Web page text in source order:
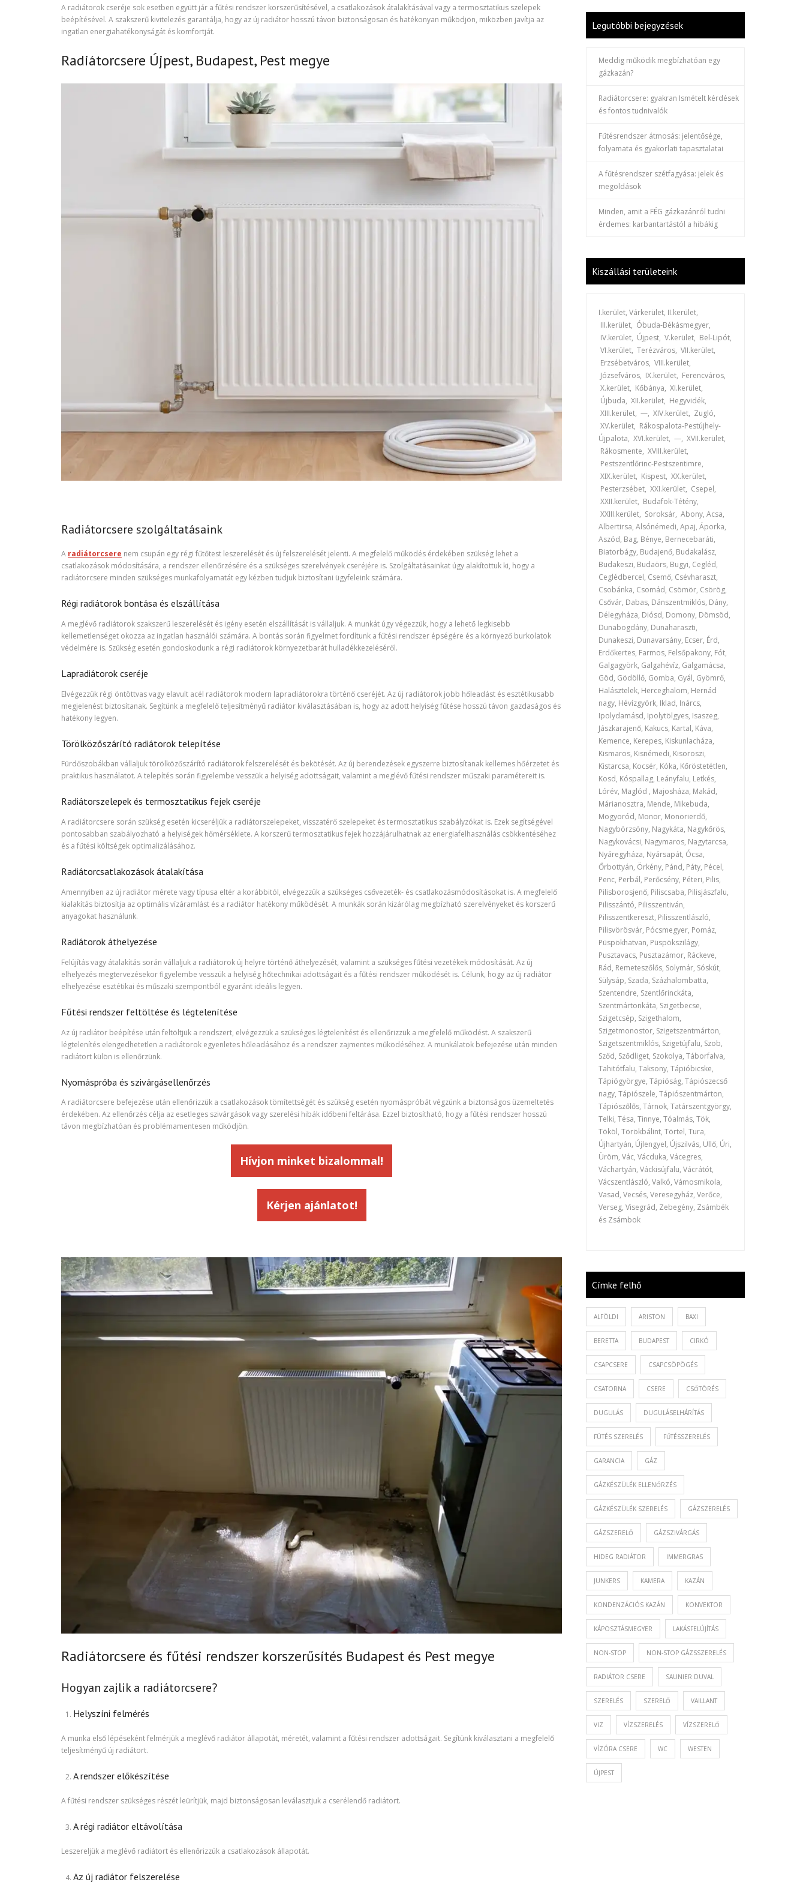
A radiátorok cseréje sok esetben együtt jár a fűtési rendszer korszerűsítésével, a csatlakozások átalakításával vagy a termosztatikus szelepek
beépítésével. A szakszerű kivitelezés garantálja, hogy az új radiátor hosszú távon biztonságosan és hatékonyan működjön, miközben javítja az
ingatlan energiahatékonyságát és komfortját.
Radiátorcsere Újpest, Budapest, Pest megye
Radiátorcsere szolgáltatásaink
A radiátorcsere nem csupán egy régi fűtőtest leszerelését és új felszerelését jelenti. A megfelelő működés érdekében szükség lehet a
csatlakozások módosítására, a rendszer ellenőrzésére és a szükséges szerelvények cseréjére is. Szolgáltatásainkat úgy alakítottuk ki, hogy a
radiátorcsere minden szükséges munkafolyamatát egy kézben tudjuk biztosítani ügyfeleink számára.
Régi radiátorok bontása és elszállítása
A meglévő radiátorok szakszerű leszerelését és igény esetén elszállítását is vállaljuk. A munkát úgy végezzük, hogy a lehető legkisebb
kellemetlenséget okozza az ingatlan használói számára. A bontás során figyelmet fordítunk a fűtési rendszer épségére és a környező burkolatok
védelmére is. Szükség esetén gondoskodunk a régi radiátorok környezetbarát hulladékkezeléséről.
Lapradiátorok cseréje
Elvégezzük régi öntöttvas vagy elavult acél radiátorok modern lapradiátorokra történő cseréjét. Az új radiátorok jobb hőleadást és esztétikusabb
megjelenést biztosítanak. Segítünk a megfelelő teljesítményű radiátor kiválasztásában is, hogy az adott helyiség fűtése hosszú távon gazdaságos és
hatékony legyen.
Törölközőszárító radiátorok telepítése
Fürdőszobákban vállaljuk törölközőszárító radiátorok felszerelését és bekötését. Az új berendezések egyszerre biztosítanak kellemes hőérzetet és
praktikus használatot. A telepítés során figyelembe vesszük a helyiség adottságait, valamint a meglévő fűtési rendszer műszaki paramétereit is.
Radiátorszelepek és termosztatikus fejek cseréje
A radiátorcsere során szükség esetén kicseréljük a radiátorszelepeket, visszatérő szelepeket és termosztatikus szabályzókat is. Ezek segítségével
pontosabban szabályozható a helyiségek hőmérséklete. A korszerű termosztatikus fejek hozzájárulhatnak az energiafelhasználás csökkentéséhez
és a fűtési költségek optimalizálásához.
Radiátorcsatlakozások átalakítása
Amennyiben az új radiátor mérete vagy típusa eltér a korábbitól, elvégezzük a szükséges csővezeték- és csatlakozásmódosításokat is. A megfelelő
kialakítás biztosítja az optimális vízáramlást és a radiátor hatékony működését. A munkák során kizárólag megbízható szerelvényeket és korszerű
anyagokat használunk.
Radiátorok áthelyezése
Felújítás vagy átalakítás során vállaljuk a radiátorok új helyre történő áthelyezését, valamint a szükséges fűtési vezetékek módosítását. Az új
elhelyezés megtervezésekor figyelembe vesszük a helyiség hőtechnikai adottságait és a fűtési rendszer működését is. Célunk, hogy az új radiátor
elhelyezése esztétikai és műszaki szempontból egyaránt ideális legyen.
Fűtési rendszer feltöltése és légtelenítése
Az új radiátor beépítése után feltöltjük a rendszert, elvégezzük a szükséges légtelenítést és ellenőrizzük a megfelelő működést. A szakszerű
légtelenítés elengedhetetlen a radiátorok egyenletes hőleadásához és a rendszer zajmentes működéséhez. A munkálatok befejezése után minden
radiátort külön is ellenőrzünk.
Nyomáspróba és szivárgásellenőrzés
A radiátorcsere befejezése után ellenőrizzük a csatlakozások tömítettségét és szükség esetén nyomáspróbát végzünk a biztonságos üzemeltetés
érdekében. Az ellenőrzés célja az esetleges szivárgások vagy szerelési hibák időbeni feltárása. Ezzel biztosítható, hogy a fűtési rendszer hosszú
távon megbízhatóan és problémamentesen működjön.
Hívjon minket bizalommal!
Kérjen ajánlatot!
Radiátorcsere és fűtési rendszer korszerűsítés Budapest és Pest megye
Hogyan zajlik a radiátorcsere?
Helyszíni felmérés
A munka első lépéseként felmérjük a meglévő radiátor állapotát, méretét, valamint a fűtési rendszer adottságait. Segítünk kiválasztani a megfelelő
teljesítményű új radiátort.
A rendszer előkészítése
A fűtési rendszer szükséges részét leürítjük, majd biztonságosan leválasztjuk a cserélendő radiátort.
A régi radiátor eltávolítása
Leszereljük a meglévő radiátort és ellenőrizzük a csatlakozások állapotát.
Az új radiátor felszerelése
Legutóbbi bejegyzések
Meddig működik megbízhatóan egy
gázkazán?
Radiátorcsere: gyakran Ismételt kérdések
és fontos tudnivalók
Fűtésrendszer átmosás: jelentősége,
folyamata és gyakorlati tapasztalatai
A fűtésrendszer szétfagyása: jelek és
megoldások
Minden, amit a FÉG gázkazánról tudni
érdemes: karbantartástól a hibákig
Kiszállási területeink
I.kerület, Várkerület, II.kerület,
III.kerület, Óbuda-Békásmegyer,
IV.kerület, Újpest, V.kerület, Bel-Lipót,
VI.kerület, Terézváros, VII.kerület,
Erzsébetváros, VIII.kerület,
Józsefváros, IX.kerület, Ferencváros,
X.kerület, Kőbánya, XI.kerület,
Újbuda, XII.kerület, Hegyvidék,
XIII.kerület, —, XIV.kerület, Zugló,
XV.kerület, Rákospalota-Pestújhely-
Újpalota, XVI.kerület, —, XVII.kerület,
Rákosmente, XVIII.kerület,
Pestszentlőrinc-Pestszentimre,
XIX.kerület, Kispest, XX.kerület,
Pesterzsébet, XXI.kerület, Csepel,
XXII.kerület, Budafok-Tétény,
XXIII.kerület, Soroksár, Abony, Acsa,
Albertirsa, Alsónémedi, Apaj, Áporka,
Aszód, Bag, Bénye, Bernecebaráti,
Biatorbágy, Budajenő, Budakalász,
Budakeszi, Budaörs, Bugyi, Cegléd,
Ceglédbercel, Csemő, Csévharaszt,
Csobánka, Csomád, Csömör, Csörög,
Csővár, Dabas, Dánszentmiklós, Dány,
Délegyháza, Diósd, Domony, Dömsöd,
Dunabogdány, Dunaharaszti,
Dunakeszi, Dunavarsány, Ecser, Érd,
Erdőkertes, Farmos, Felsőpakony, Fót,
Galgagyörk, Galgahévíz, Galgamácsa,
Göd, Gödöllő, Gomba, Gyál, Gyömrő,
Halásztelek, Herceghalom, Hernád
nagy, Hévízgyörk, Iklad, Inárcs,
Ipolydamásd, Ipolytölgyes, Isaszeg,
Jászkarajenő, Kakucs, Kartal, Káva,
Kemence, Kerepes, Kiskunlacháza,
Kismaros, Kisnémedi, Kisoroszi,
Kistarcsa, Kocsér, Kóka, Kőröstetétlen,
Kosd, Kóspallag, Leányfalu, Letkés,
Lórév, Maglód , Majosháza, Makád,
Márianosztra, Mende, Mikebuda,
Mogyoród, Monor, Monorierdő,
Nagybörzsöny, Nagykáta, Nagykőrös,
Nagykovácsi, Nagymaros, Nagytarcsa,
Nyáregyháza, Nyársapát, Ócsa,
Őrbottyán, Örkény, Pánd, Páty, Pécel,
Penc, Perbál, Perőcsény, Péteri, Pilis,
Pilisborosjenő, Piliscsaba, Pilisjászfalu,
Pilisszántó, Pilisszentiván,
Pilisszentkereszt, Pilisszentlászló,
Pilisvörösvár, Pócsmegyer, Pomáz,
Püspökhatvan, Püspökszilágy,
Pusztavacs, Pusztazámor, Ráckeve,
Rád, Remeteszőlős, Solymár, Sóskút,
Sülysáp, Szada, Százhalombatta,
Szentendre, Szentlőrinckáta,
Szentmártonkáta, Szigetbecse,
Szigetcsép, Szigethalom,
Szigetmonostor, Szigetszentmárton,
Szigetszentmiklós, Szigetújfalu, Szob,
Sződ, Sződliget, Szokolya, Táborfalva,
Tahitótfalu, Taksony, Tápióbicske,
Tápiógyörgye, Tápióság, Tápiószecső
nagy, Tápiószele, Tápiószentmárton,
Tápiószőlős, Tárnok, Tatárszentgyörgy,
Telki, Tésa, Tinnye, Tóalmás, Tök,
Tököl, Törökbálint, Törtel, Tura,
Újhartyán, Újlengyel, Újszilvás, Üllő, Úri,
Üröm, Vác, Vácduka, Vácegres,
Váchartyán, Váckisújfalu, Vácrátót,
Vácszentlászló, Valkó, Vámosmikola,
Vasad, Vecsés, Veresegyház, Verőce,
Verseg, Visegrád, Zebegény, Zsámbék
és Zsámbok
Címke felhő
ALFÖLDI ARISTON BAXI
BERETTA BUDAPEST CIRKÓ
CSAPCSERE CSAPCSÖPÖGÉS
CSATORNA CSERE CSŐTÖRÉS
DUGULÁS DUGULÁSELHÁRÍTÁS
FÜTÉS SZERELÉS FŰTÉSSZERELÉS
GARANCIA GÁZ
GÁZKÉSZÜLÉK ELLENŐRZÉS
GÁZKÉSZÜLÉK SZERELÉS GÁZSZERELÉS
GÁZSZERELŐ GÁZSZIVÁRGÁS
HIDEG RADIÁTOR IMMERGRAS
JUNKERS KAMERA KAZÁN
KONDENZÁCIÓS KAZÁN KONVEKTOR
KÁPOSZTÁSMEGYER LAKÁSFELÚJÍTÁS
NON-STOP NON-STOP GÁZSSZERELÉS
RADIÁTOR CSERE SAUNIER DUVAL
SZERELÉS SZERELŐ VAILLANT
VIZ VÍZSZERELÉS VÍZSZERELŐ
VÍZÓRA CSERE WC WESTEN
ÚJPEST